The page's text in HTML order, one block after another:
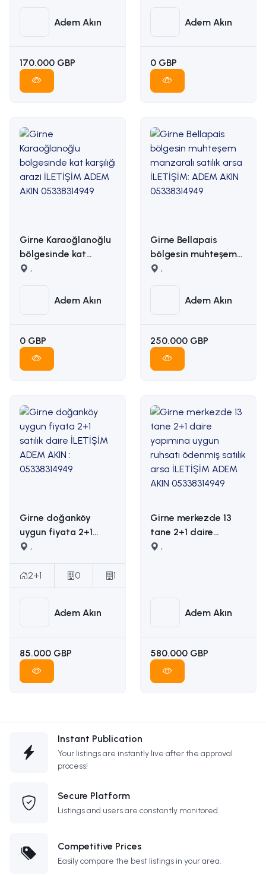
05338314949Adem Akın
170.000 GBP
05338314949Adem Akın
0 GBP
Girne Karaoğlanoğlu
bölgesinde kat
karşılığı arazi
05338314949
,
Adem Akın
0 GBP
Girne Bellapais
bölgesin muhteşem
manzaralı satılık arsa
05338314949
,
Adem Akın
250.000 GBP
Girne doğanköy
uygun fiyata 2+1
satılık daire İLETİŞİM
05338314949
,
2+1 0 1
Adem Akın
85.000 GBP
Girne merkezde 13
tane 2+1 daire
yapımına uygun
,
Adem Akın
580.000 GBP
Instant Publication
Your listings are instantly live after the approval
process!
Secure Platform
Listings and users are constantly monitored.
Competitive Prices
Easily compare the best listings in your area.